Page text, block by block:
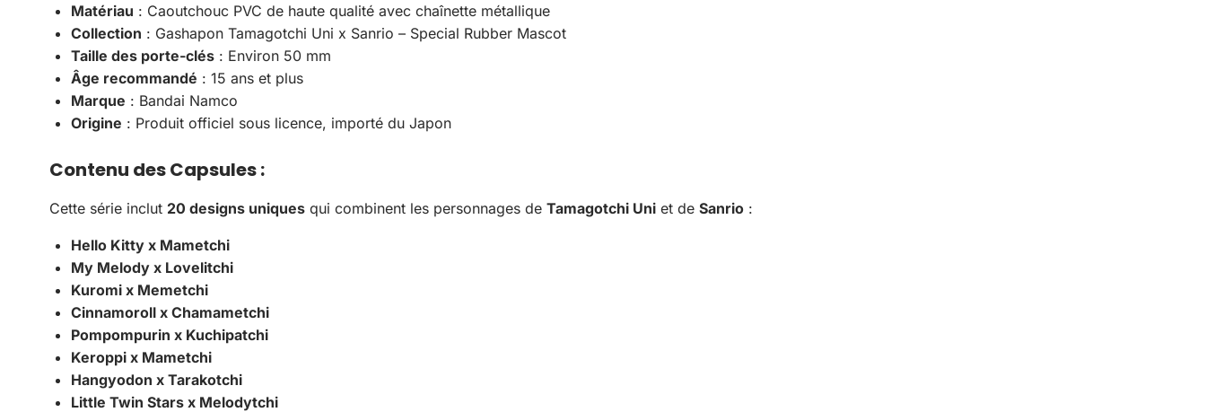
Matériau : Caoutchouc PVC de haute qualité avec chaînette métallique
Collection : Gashapon Tamagotchi Uni x Sanrio – Special Rubber Mascot
Taille des porte-clés : Environ 50 mm
Âge recommandé : 15 ans et plus
Marque : Bandai Namco
Origine : Produit officiel sous licence, importé du Japon
Contenu des Capsules:
Cette série inclut 20 designs uniques qui combinent les personnages de Tamagotchi Uni et de Sanrio :
Hello Kitty x Mametchi
My Melody x Lovelitchi
Kuromi x Memetchi
Cinnamoroll x Chamametchi
Pompompurin x Kuchipatchi
Keroppi x Mametchi
Hangyodon x Tarakotchi
Little Twin Stars x Melodytchi